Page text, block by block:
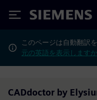
Siemens
このページは自動翻訳
元の英語を表示しますか
CADdoctor by